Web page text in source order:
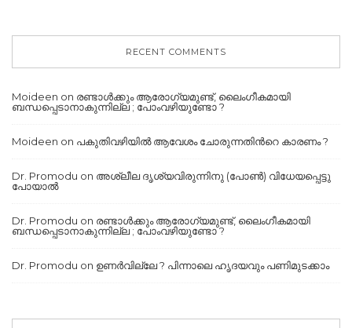
RECENT COMMENTS
Moideen on രണ്ടാൾക്കും ആരോഗ്യമുണ്ട്, ലൈംഗീകമായി
ബന്ധപ്പെടാനാകുന്നില്ല ; പോംവഴിയുണ്ടോ ?
Moideen on പകുതിവഴിയില്‍ ആവേശം ചോരുന്നതിന്‍റെ കാരണം ?
Dr. Promodu on അശ്ലീല ദൃശ്യവിരുന്നിനു (പോൺ) വിധേയപ്പെട്ടു
പോയാൽ
Dr. Promodu on രണ്ടാൾക്കും ആരോഗ്യമുണ്ട്, ലൈംഗീകമായി
ബന്ധപ്പെടാനാകുന്നില്ല ; പോംവഴിയുണ്ടോ ?
Dr. Promodu on ഉണർവില്ലേ ? പിന്നാലെ ഹൃദയവും പണിമുടക്കാം